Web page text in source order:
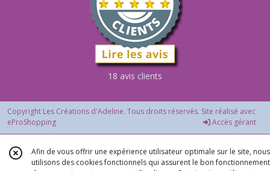
18 avis clients
Copyright Les Créations d'Adeline. Tous droits réservés. Site réalisé avec
eProShopping
Accès gérant
Afin de vous offrir une expérience utilisateur optimale sur le site, nous
utilisons des cookies fonctionnels qui assurent le bon fonctionnement